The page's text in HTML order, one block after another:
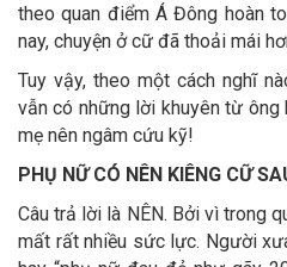
theo quan điểm Á Đông hoàn
nay, chuyện ở cữ đã thoải mái
Tuy vậy, theo một cách nghĩ
vẫn có những lời khuyên từ ông
mẹ nên ngâm cứu kỹ!
PHỤ NỮ CÓ NÊN KIÊNG CỮ
Câu trả lời là NÊN. Bởi vì trong
mất rất nhiều sức lực. Người